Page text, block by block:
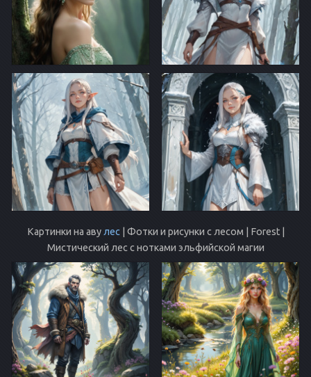
Картинки на аву лес| Фотки и рисунки с лесом | Forest |
Мистический лес с нотками эльфийской магии